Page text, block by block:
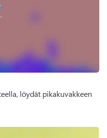
löydät pikakuvakkeen